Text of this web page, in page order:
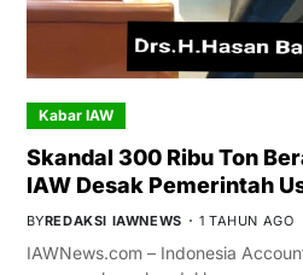
Kabar IAW
Skandal 300 Ribu Ton
IAW Desak Pemerintah
BYREDAKSI IAWNEWS 1 TAHUN AGO
IAWNews.com – Indonesia